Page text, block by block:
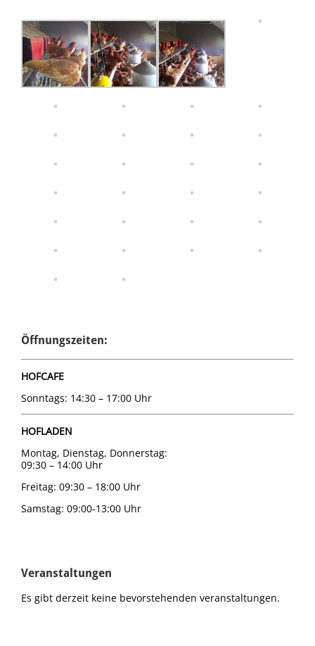
Öffnungszeiten:
HOFCAFE
Sonntags: 14:30 – 17:00 Uhr
HOFLADEN
Montag, Dienstag, Donnerstag:
09:30 – 14:00 Uhr
Freitag: 09:30 – 18:00 Uhr
Samstag: 09:00-13:00 Uhr
Veranstaltungen
Es gibt derzeit keine bevorstehenden veranstaltungen.